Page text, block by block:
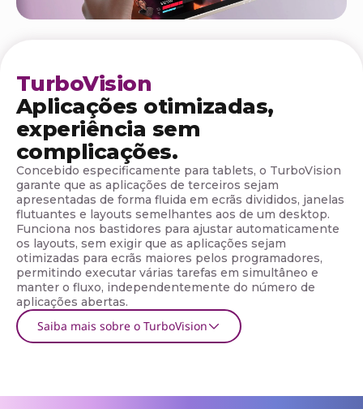
TurboVision
Aplicações otimizadas,
experiência sem
complicações.
Concebido especificamente para tablets, o TurboVision
garante que as aplicações de terceiros sejam
apresentadas de forma fluida em ecrãs divididos, janelas
flutuantes e layouts semelhantes aos de um desktop.
Funciona nos bastidores para ajustar automaticamente
os layouts, sem exigir que as aplicações sejam
otimizadas para ecrãs maiores pelos programadores,
permitindo executar várias tarefas em simultâneo e
manter o fluxo, independentemente do número de
aplicações abertas.
Saiba mais sobre o TurboVision